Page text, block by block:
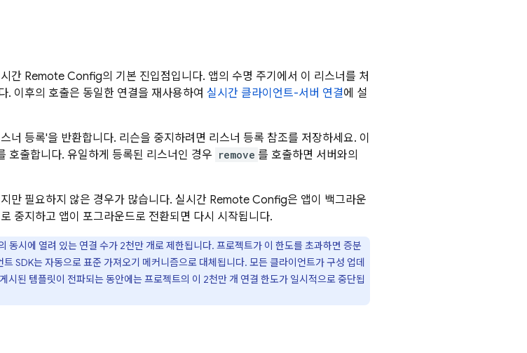
간 Remote Config의 기본 진입점입니다. 앱의 수명 주기에서 이 리스너를 처
. 이후의 호출은 동일한 연결을 재사용하여 실시간 클라이언트-서버 연결에 설
너 등록'을 반환합니다. 리슨을 중지하려면 리스너 등록 참조를 저장하세요. 이
호출합니다. 유일하게 등록된 리스너인 경우 remove 를 호출하면 서버와의
만 필요하지 않은 경우가 많습니다. 실시간 Remote Config은 앱이 백그라운
중지하고 앱이 포그라운드로 전환되면 다시 시작됩니다.
동시에 열려 있는 연결 수가 2천만 개로 제한됩니다. 프로젝트가 이 한도를 초과하면 증분
SDK는 자동으로 표준 가져오기 메커니즘으로 대체됩니다. 모든 클라이언트가 구성 업데
시된 템플릿이 전파되는 동안에는 프로젝트의 이 2천만 개 연결 한도가 일시적으로 중단됩